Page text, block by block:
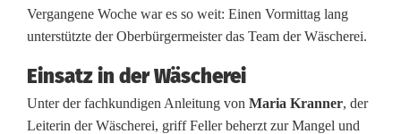
l
e
r
p
Vergangene Woche war es so weit: Einen Vormittag lang
unterstützte der Oberbürgermeister das Team der Wäscherei.
Einsatz in der Wäscherei
Unter der fachkundigen Anleitung von Maria Kranner, der
Leiterin der Wäscherei, griff Feller beherzt zur Mangel und